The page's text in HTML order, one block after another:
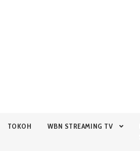
TOKOH WBN STREAMING TV